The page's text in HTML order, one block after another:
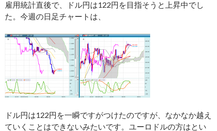
雇用統計直後で、ドル円は122円を目指そうと上昇中でし
た。今週の日足チャートは、
ドル円は122円を一瞬ですがつけたのですが、なかなか越え
ていくことはできないみたいです。ユーロドルの方はとい